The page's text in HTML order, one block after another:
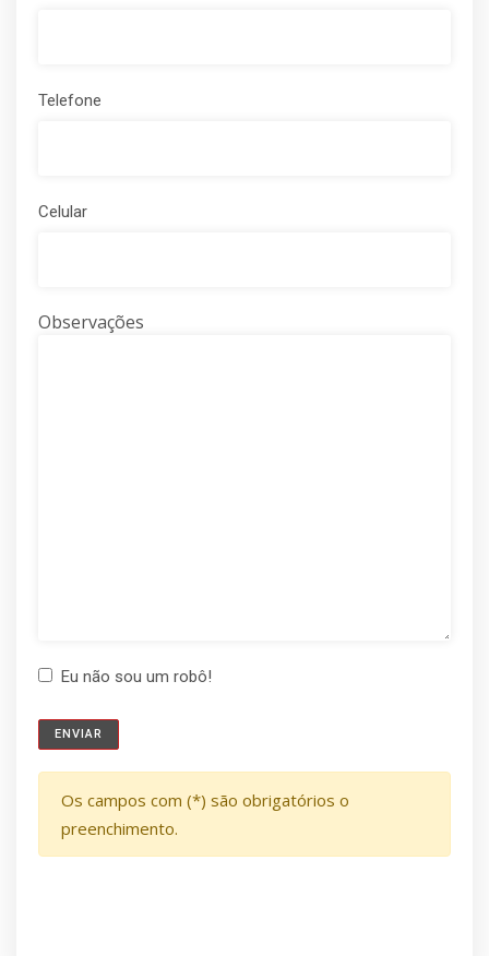
Telefone
Celular
Observações
Eu não sou um robô!
Os campos com (*) são obrigatórios o
preenchimento.